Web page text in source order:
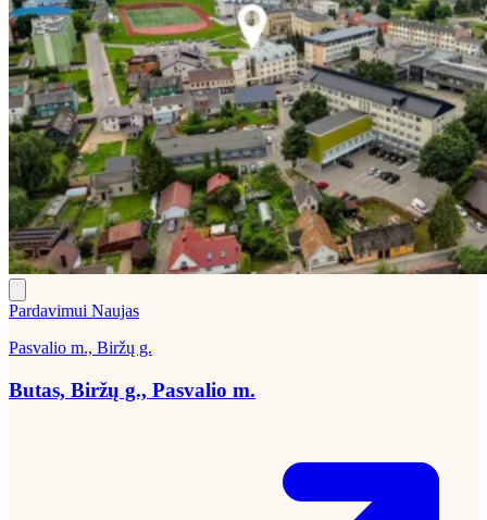
Pardavimui Naujas
Pasvalio m., Biržų g.
Butas, Biržų g., Pasvalio m.